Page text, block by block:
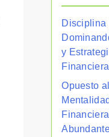
Disciplina
y
Financiera
Opuesto